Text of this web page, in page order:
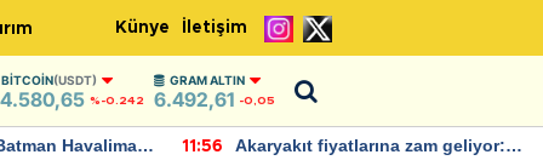
Künye İletişim
BITCOIN(USDT)
%-0.242
GRAM ALTIN
6.492,61 -0,05
Havalimanı
11:56
Akaryakıt fiyatlarına zam geliyor: